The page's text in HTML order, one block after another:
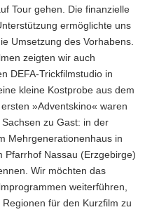
Tour gehen. Die finanzielle
ermöglichte uns
Umsetzung des Vorhabens.
zeigten wir auch
DEFA-Trickfilmstudio in
kleine Kostprobe aus dem
»Adventskino« waren
zu Gast: in der
Mehrgenerationenhaus in
Pfarrhof Nassau (Erzgebirge)
Wir möchten das
weiterführen,
für den Kurzfilm zu